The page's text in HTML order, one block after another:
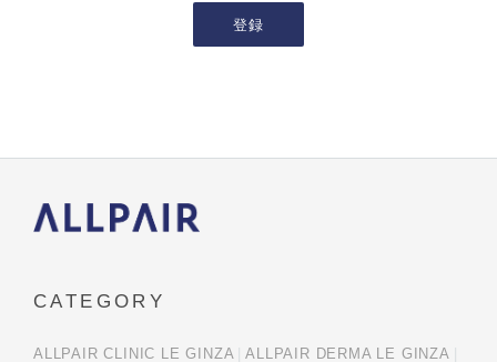
登録
CATEGORY
ALLPAIR CLINIC LE GINZA ALLPAIR DERMA LE GINZA